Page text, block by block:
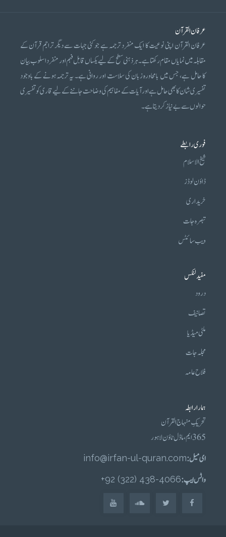
عرفان القرآن
عرفان القرآن اپنی نوعیت کا ایک منفرد ترجمہ ہے جو کئی جہات سے دیگر تراجم قرآن کے
مقابلہ میں نمایاں مقام رکھتا ہے۔ ہر ذہنی سطح کے لیے یکساں قابل فہم اور منفرد اسلوب بیان
کا حامل ہے، جس میں بامحاورہ زبان کی سلاست اور روانی ہے۔ یہ ترجمہ ہونے کے باوجود
تفسیری شان کا بھی حامل ہے اور آیات کے مفاہیم کی وضاحت جاننے کے لیے قاری کو تفسیری
حوالوں سے بے نیاز کر دیتا ہے۔
فوری رابطے
شیخ الاسلام
ڈاؤن لوڈز
خریداری
تبصرہ جات
ویب سائٹس
مفید لنکس
درود
تصانیف
ملٹی میڈیا
مجلہ جات
فلاح عامہ
ہمارا رابطہ
تحریکِ منہاج القرآن
365 ایم، ماڈل ٹاؤن لاہور
ای میل :info@irfan-ul-quran.com
واٹس ایپ :4066-438 (322) 92+